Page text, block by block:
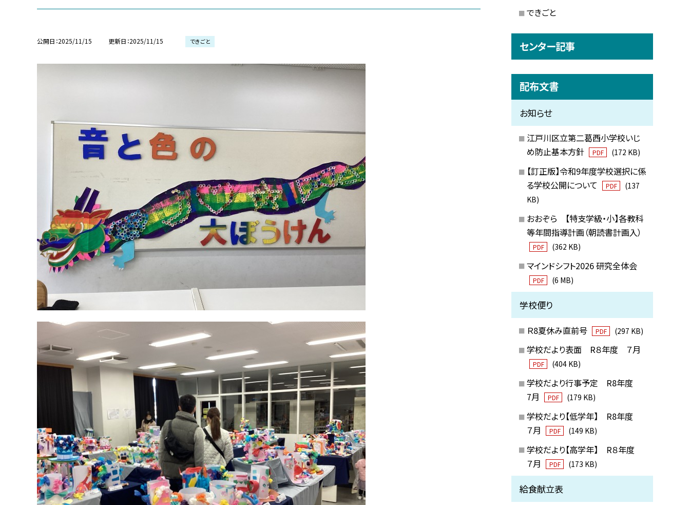
公開日 2025/11/15 更新日 2025/11/15 できごと
できごと
センター記事
配布文書
お知らせ
江戸川区立第二葛西小学校いじ
め防止基本方針
PDF (172 KB)
【訂正版】令和9年度学校選択に係
る学校公開について
PDF
(137
KB)
おおぞら 【特支学級・小】各教科
等年間指導計画（朝読書計画入）
PDF (362 KB)
マインドシフト2026 研究全体会
PDF (6 MB)
学校便り
Ｒ8夏休み直前号 PDF (297 KB)
学校だより表面 R８年度 ７月
PDF (404 KB)
学校だより行事予定 R8年度
7月
PDF (179 KB)
学校だより【低学年】 R8年度
７月
PDF (149 KB)
学校だより【高学年】 R８年度
７月
PDF (173 KB)
給食献立表